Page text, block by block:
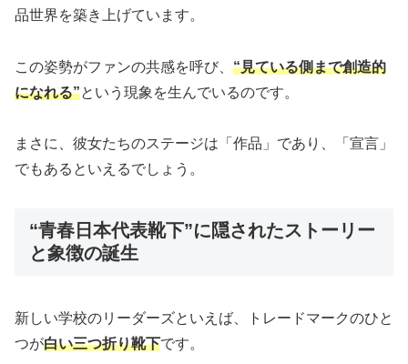
品世界を築き上げています。
この姿勢がファンの共感を呼び、 “見ている側まで創造的
になれる”という現象を生んでいるのです。
まさに、彼女たちのステージは「作品」であり、「宣言」
でもあるといえるでしょう。
“青春日本代表靴下”に隠されたストーリー
と象徴の誕生
新しい学校のリーダーズといえば、トレードマークのひと
つが白い三つ折り靴下です。